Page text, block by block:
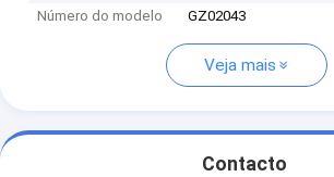
Número do modelo GZ02043
Veja mais
Contacto